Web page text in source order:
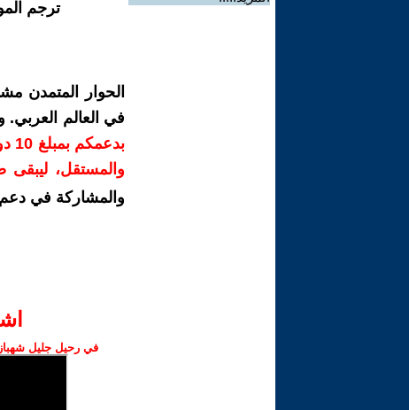
ترجم
الحوار المتمدن
في العالم
والمستقل، ليبقى
والمشاركة في
في رحيل جليل